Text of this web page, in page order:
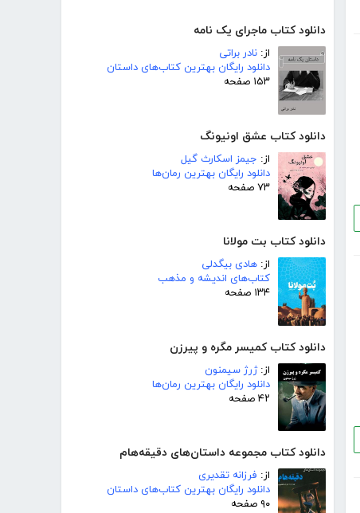
دانلود کتاب ماجرای یک نامه
از: نادر براتی
دانلود رایگان بهترین کتاب‌های داستان
۱۵۳ صفحه
دانلود کتاب عشق اونیونگ
از: جیمز اسکارث گیل
دانلود رایگان بهترین رمان‌ها
۷۳ صفحه
دانلود کتاب بت مولانا
از: هادی بیگدلی
کتاب‌های اندیشه و مذهب
۱۳۴ صفحه
دانلود کتاب کمیسر مگره و پیرزن
از:ژرژ سیمنون
دانلود رایگان بهترین رمان‌ها
۴۲ صفحه
دانلود کتاب مجموعه داستان‌های دقیقه‌هام
از: فرزانه تقدیری
دانلود رایگان بهترین کتاب‌های داستان
۹۰ صفحه